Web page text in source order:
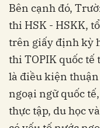
Bên cạnh đó,
thi HSK - HSKK,
trên giấy định kỳ
thi TOPIK quốc
là điều kiện
ngoại ngữ quốc
thực tập, du học